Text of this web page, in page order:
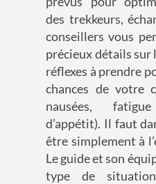
des trekkeurs,
conseillers vous
précieux détailssur
réflexes à prendre
chances de votre
nausées,
d’appétit). Il faut
être simplement à
Le guide et son
type de